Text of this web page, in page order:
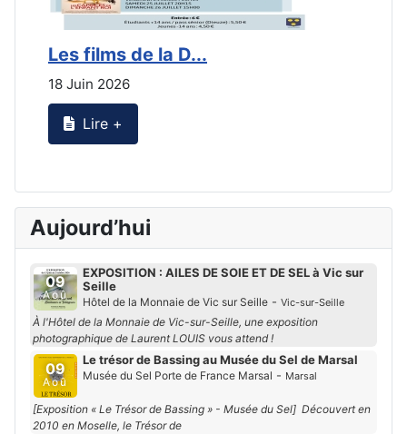
Les films de la D...
18 Juin 2026
Lire +
Aujourd’hui
09
Aoû
EXPOSITION : AILES DE SOIE ET DE SEL à Vic sur
Seille
Hôtel de la Monnaie de Vic sur Seille - Vic-sur-Seille
À l'Hôtel de la Monnaie de Vic-sur-Seille, une exposition
photographique de Laurent LOUIS vous attend !
09
Aoû
Le trésor de Bassing au Musée du Sel de Marsal
Musée du Sel Porte de France Marsal - Marsal
[Exposition « Le Trésor de Bassing » - Musée du Sel] Découvert en
2010 en Moselle, le Trésor de